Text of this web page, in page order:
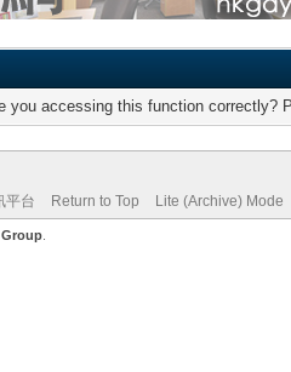
you accessing this function correctly?
平台 Return to Top Lite (Archive) Mode